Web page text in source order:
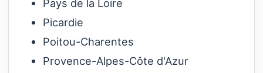
Pays de la Loire
Picardie
Poitou-Charentes
Provence-Alpes-Côte d'Azur